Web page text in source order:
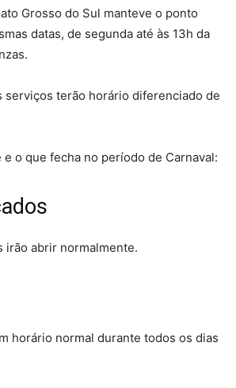
Grosso do Sul manteve o ponto
datas, de segunda até às 13h da
serviços terão horário diferenciado de
o que fecha no período de Carnaval:
irão abrir normalmente.
horário normal durante todos os dias